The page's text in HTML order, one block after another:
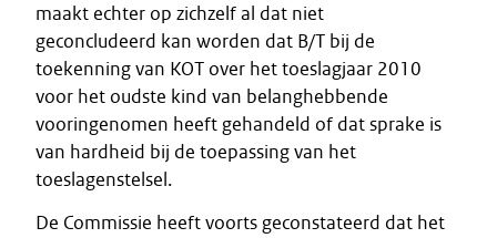
maakt echter op zichzelf al dat niet
geconcludeerd kan worden dat B/T bij de
toekenning van KOT over het toeslagjaar 2010
voor het oudste kind van belanghebbende
vooringenomen heeft gehandeld of dat sprake is
van hardheid bij de toepassing van het
toeslagenstelsel.
De Commissie heeft voorts geconstateerd dat het